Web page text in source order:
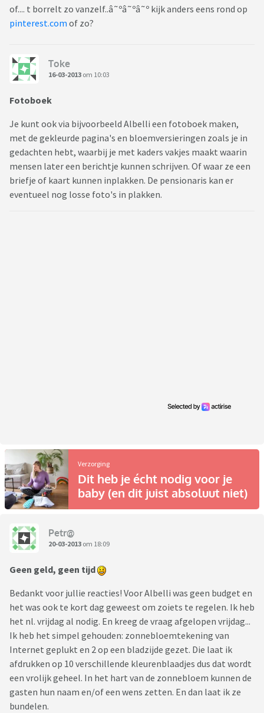
of.... t borrelt zo vanzelf..â˜ºâ˜ºâ˜º kijk anders eens rond op
pinterest.com of zo?
Toke
16-03-2013 om 10:03
Fotoboek
Je kunt ook via bijvoorbeeld Albelli een fotoboek maken,
met de gekleurde pagina's en bloemversieringen zoals je in
gedachten hebt, waarbij je met kaders vakjes maakt waarin
mensen later een berichtje kunnen schrijven. Of waar ze een
briefje of kaart kunnen inplakken. De pensionaris kan er
eventueel nog losse foto's in plakken.
Verzorging
Dit heb je écht nodig voor je
baby (en dit juist absoluut niet)
Petr@
20-03-2013 om 18:09
Geen geld, geen tijd
Bedankt voor jullie reacties! Voor Albelli was geen budget en
het was ook te kort dag geweest om zoiets te regelen. Ik heb
het nl. vrijdag al nodig. En kreeg de vraag afgelopen vrijdag...
Ik heb het simpel gehouden: zonnebloemtekening van
Internet geplukt en 2 op een bladzijde gezet. Die laat ik
afdrukken op 10 verschillende kleurenblaadjes dus dat wordt
een vrolijk geheel. In het hart van de zonnebloem kunnen de
gasten hun naam en/of een wens zetten. En dan laat ik ze
bundelen.